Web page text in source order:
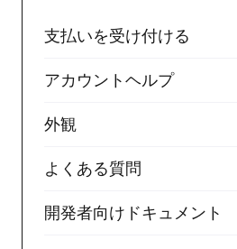
支払いを受け付ける
アカウントヘルプ
外観
よくある質問
開発者向けドキュメント